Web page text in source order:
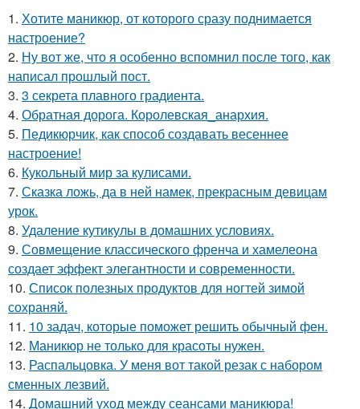
1. Хотите маникюр, от которого сразу поднимается
настроение?
2. Ну вот же, что я особенно вспомнил после того, как
написал прошлый пост.
3. 3 секрета плавного градиента.
4. Обратная дорога. Королевская_анархия.
5. Педикюрчик, как способ создавать весеннее
настроение!
6. Кукольный мир за кулисами.
7. Сказка ложь, да в ней намек, прекрасным девицам
урок.
8. Удаление кутикулы в домашних условиях.
9. Совмещение классического френча и хамелеона
создает эффект элегантности и современности.
10. Список полезных продуктов для ногтей зимой
сохраняй.
11. 10 задач, которые поможет решить обычный фен.
12. Маникюр не только для красоты нужен.
13. Распальцовка. У меня вот такой резак с набором
сменных лезвий.
14. Домашний уход между сеансами маникюра!